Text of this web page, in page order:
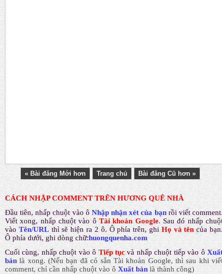
« Bài đăng Mới hơn Trang chủ Bài đăng Cũ hơn »
CÁCH NHẬP COMMENT TRÊN HƯƠNG QUÊ NHÀ
Đầu tiên, nhấp chuột vào ô Nhập nhận xét của bạn rồi viết comment
Viết xong, nhấp chuột vào ô Tài khoản Google. Sau đó nhấp
vào Tên/URL thì sẽ hiện ra 2 ô. Ô phía trên, ghi Họ và tên của
Ô phía dưới, ghi dòng chữ:huongquenha.com
Cuối cùng, nhấp chuột vào ô Tiếp tục và nhấp chuột tiếp vào ô
bản là xong.(Nếu bạn đã có sẵn Tài khoản Google, thì sau khi
comment, chỉ cần nhấp chuột vào ô Xuất bảnlà thành công)